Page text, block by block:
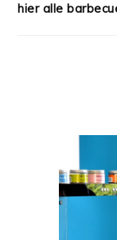
hier alle